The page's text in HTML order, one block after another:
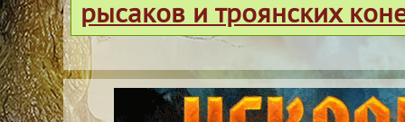
рысаков и троянских